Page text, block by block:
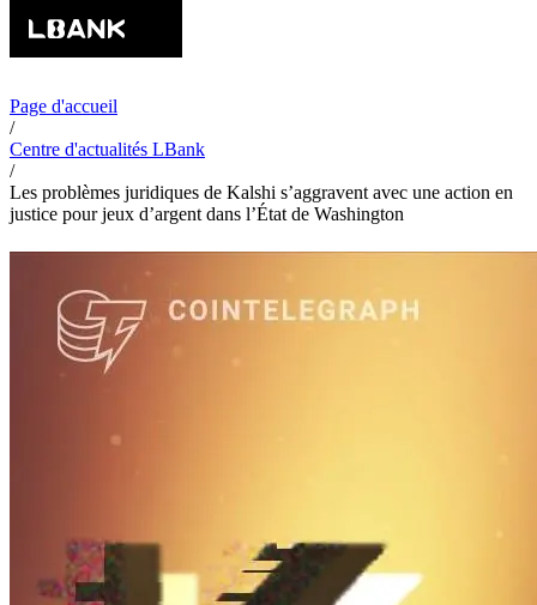
Page d'accueil
/
Centre d'actualités LBank
/
Les problèmes juridiques de Kalshi s’aggravent avec une action en
justice pour jeux d’argent dans l’État de Washington